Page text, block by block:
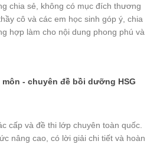
chia sẻ, không có mục đích thương
cô và các em học sinh góp ý, chia
hợp làm cho nội dung phong phú và
- chuyên đề bồi dưỡng HSG
cấp và đề thi lớp chuyên toàn quốc.
nâng cao, có lời giải chi tiết và hoàn